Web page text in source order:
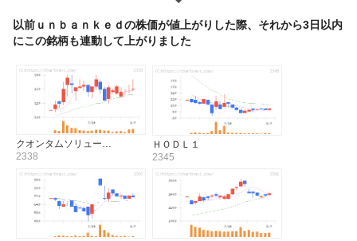
以前ｕｎｂａｎｋｅｄの株価が値上がりした際、それから3日以内
にこの銘柄も連動して上がりました
クオンタムソリュー…
2338
ＨＯＤＬ１
2345